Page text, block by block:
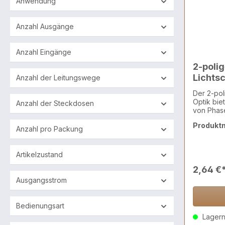
Anzahl Ausgänge
Anzahl Eingänge
Anzahl der Leitungswege
Anzahl der Steckdosen
Anzahl pro Packung
Artikelzustand
Ausgangsstrom
Bedienungsart
2-
Der 2-
Optik
von
für eine
Serie ist
der Doppelsteckdose.
Lichtschalter Serie: CANDELA Farbe/
2,64